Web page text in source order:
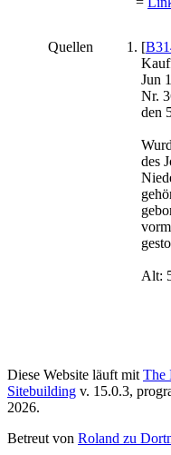
Quellen [
Jun
Nr.
den
des
Alt:
Diese Website läuft mit The
Sitebuilding v. 15.0.3,
2026.
Betreut von Roland zu